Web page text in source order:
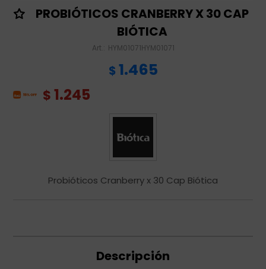
PROBIÓTICOS CRANBERRY X 30 CAP
BIÓTICA
HYM01071HYM01071
$ 1.465
$ 1.245
Probióticos Cranberry x 30 Cap Biótica
Descripción